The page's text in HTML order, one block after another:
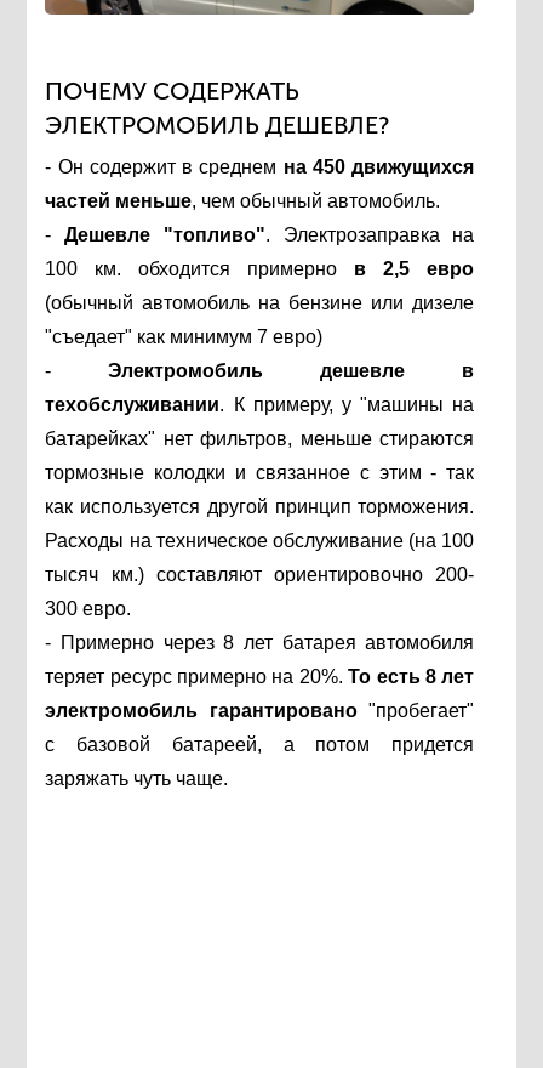
ПОЧЕМУ СОДЕРЖАТЬ
ЭЛЕКТРОМОБИЛЬ ДЕШЕВЛЕ?
- Он содержит в среднем на 450движущихся
частей меньше, чем обычный автомобиль.
-Дешевле "топливо". Электрозаправка на
100 км. обходится примерно в 2,5 евро
(обычный автомобиль на бензине или дизеле
"съедает" как минимум 7 евро)
-Электромобиль дешевле в
техобслуживании. К примеру, у "машины на
батарейках" нет фильтров, меньше стираются
тормозные колодки и связанное с этим - так
как используется другой принцип торможения.
Расходы на техническое обслуживание (на 100
тысяч км.) составляют ориентировочно 200-
300 евро.
- Примерно через 8 лет батарея автомобиля
теряет ресурс примерно на 20%.То есть 8 лет
электромобиль гарантировано"пробегает"
с базовой батареей, а потом придется
заряжать чуть чаще.